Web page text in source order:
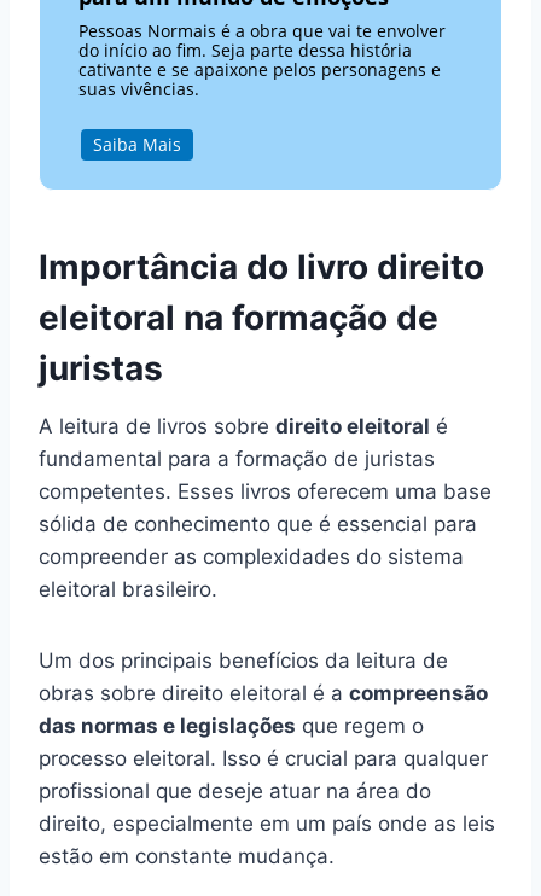
Pessoas Normais é a obra que vai te envolver
do início ao fim. Seja parte dessa história
cativante e se apaixone pelos personagens e
suas vivências.
Saiba Mais
Importância do livro direito
eleitoral na formação de
juristas
A leitura de livros sobre direito eleitoral é
fundamental para a formação de juristas
competentes. Esses livros oferecem uma base
sólida de conhecimento que é essencial para
compreender as complexidades do sistema
eleitoral brasileiro.
Um dos principais benefícios da leitura de
obras sobre direito eleitoral é a compreensão
das normas e legislações que regem o
processo eleitoral. Isso é crucial para qualquer
profissional que deseje atuar na área do
direito, especialmente em um país onde as leis
estão em constante mudança.